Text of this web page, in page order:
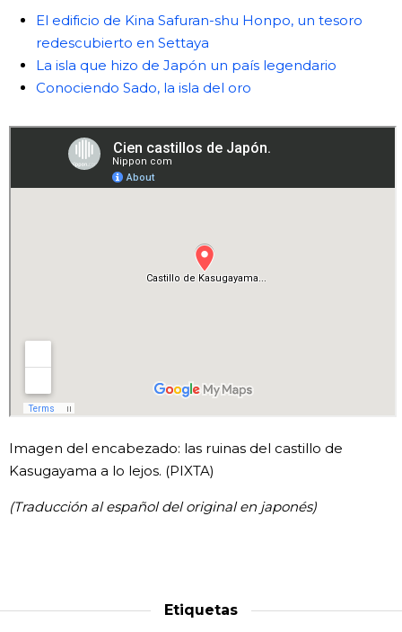
El edificio de Kina Safuran-shu Honpo, un tesoro
redescubierto en Settaya
La isla que hizo de Japón un país legendario
Conociendo Sado, la isla del oro
Imagen del encabezado: las ruinas del castillo de
Kasugayama a lo lejos. (PIXTA)
(Traducción al español del original en japonés)
Etiquetas